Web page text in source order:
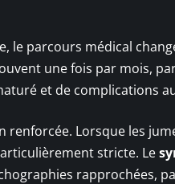
le parcours médical
une fois par mois,
et de complications
Lorsque les
stricte. Le
rapprochées,